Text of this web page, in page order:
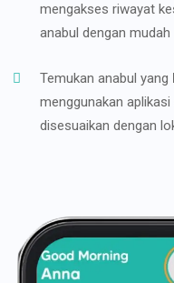
mengakses riwayat
anabul dengan
Temukan anabul yang
menggunakan
disesuaikan dengan